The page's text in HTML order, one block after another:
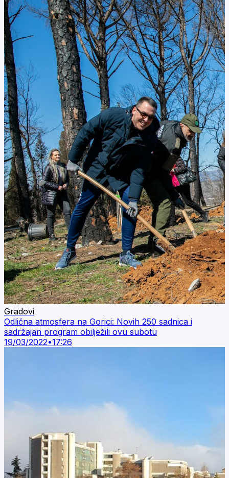
Gradovi
Odlična atmosfera na Gorici: Novih 250 sadnica i
sadržajan program obilježili ovu subotu
19/03/2022•17:26